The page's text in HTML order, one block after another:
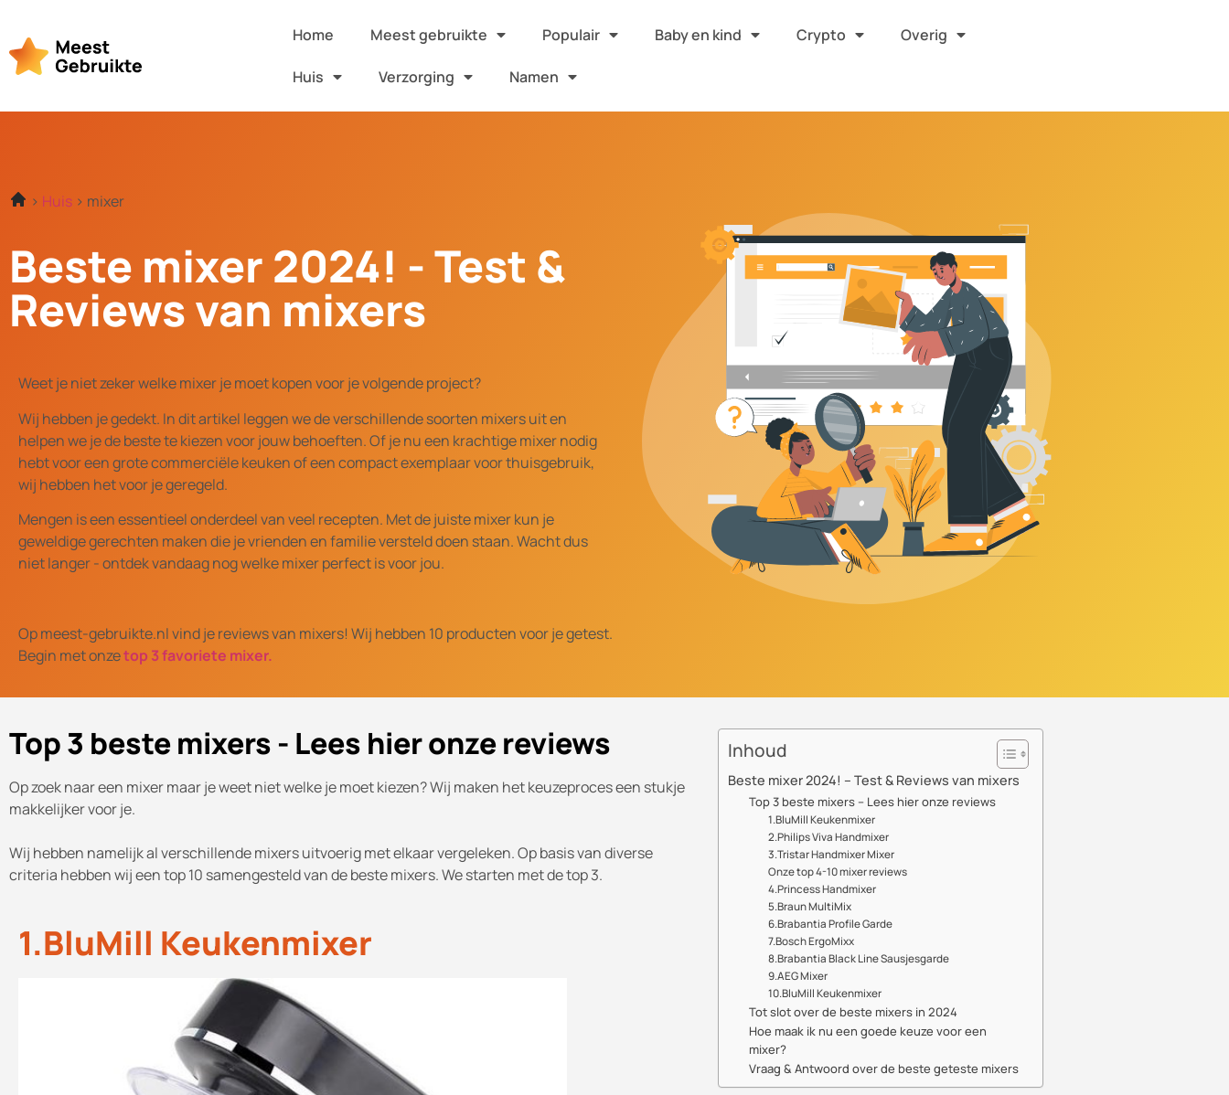
Home Meest gebruikte Populair Baby en kind Crypto Overig
Huis Verzorging Namen
Huis mixer
Beste mixer 2024! - Test &
Reviews van mixers
Weet je niet zeker welke mixer je moet kopen voor je volgende project?
Wij hebben je gedekt. In dit artikel leggen we de verschillende soorten mixers uit en
helpen we je de beste te kiezen voor jouw behoeften. Of je nu een krachtige mixer nodig
hebt voor een grote commerciële keuken of een compact exemplaar voor thuisgebruik,
wij hebben het voor je geregeld.
Mengen is een essentieel onderdeel van veel recepten. Met de juiste mixer kun je
geweldige gerechten maken die je vrienden en familie versteld doen staan. Wacht dus
niet langer - ontdek vandaag nog welke mixer perfect is voor jou.
Op meest-gebruikte.nl vind je reviews van mixers! Wij hebben 10 producten voor je getest.
Begin met onzetop 3 favoriete mixer.
Top 3 beste mixers - Lees hier onze reviews
Op zoek naar een mixer maar je weet niet welke je moet kiezen? Wij maken het keuzeproces een stukje
makkelijker voor je.
Wij hebben namelijk al verschillende mixers uitvoerig met elkaar vergeleken. Op basis van diverse
criteria hebben wij een top 10 samengesteld van de beste mixers. We starten met de top 3.
1.BluMill Keukenmixer
Inhoud
Beste mixer 2024! – Test & Reviews van mixers
Top 3 beste mixers – Lees hier onze reviews
1.BluMill Keukenmixer
2.Philips Viva Handmixer
3.Tristar Handmixer Mixer
Onze top 4-10 mixer reviews
4.Princess Handmixer
5.Braun MultiMix
6.Brabantia Profile Garde
7.Bosch ErgoMixx
8.Brabantia Black Line Sausjesgarde
9.AEG Mixer
10.BluMill Keukenmixer
Tot slot over de beste mixers in 2024
Hoe maak ik nu een goede keuze voor een
mixer?
Vraag & Antwoord over de beste geteste mixers